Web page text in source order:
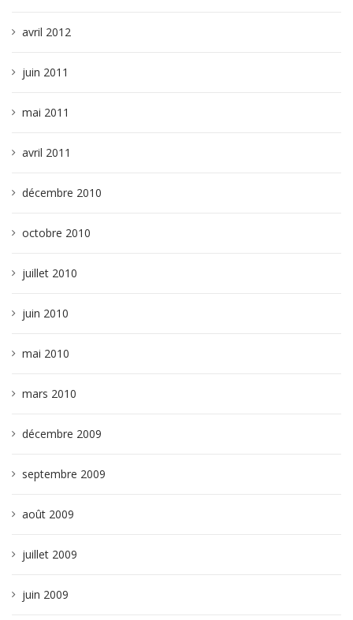
avril 2012
juin 2011
mai 2011
avril 2011
décembre 2010
octobre 2010
juillet 2010
juin 2010
mai 2010
mars 2010
décembre 2009
septembre 2009
août 2009
juillet 2009
juin 2009